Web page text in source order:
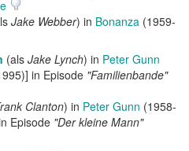
Jake Webber) in Bonanza (1959-
(als Jake Lynch) in Peter Gunn
in Episode "Familienbande"
Clanton) in Peter Gunn (1958-
Episode "Der kleine Mann"